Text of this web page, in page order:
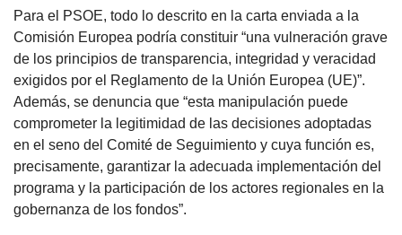
Para el PSOE, todo lo descrito en la carta enviada a la
Comisión Europea podría constituir “una vulneración grave
de los principios de transparencia, integridad y veracidad
exigidos por el Reglamento de la Unión Europea (UE)”.
Además, se denuncia que “esta manipulación puede
comprometer la legitimidad de las decisiones adoptadas
en el seno del Comité de Seguimiento y cuya función es,
precisamente, garantizar la adecuada implementación del
programa y la participación de los actores regionales en la
gobernanza de los fondos”.